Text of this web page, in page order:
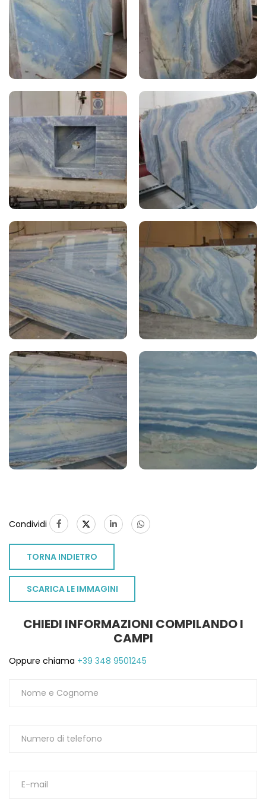
Condividi
TORNA INDIETRO
SCARICA LE IMMAGINI
CHIEDI INFORMAZIONI COMPILANDO I
CAMPI
Oppure chiama +39 348 9501245